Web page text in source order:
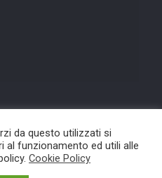
da questo utilizzati si
al funzionamento ed utili alle
Cookie Policy